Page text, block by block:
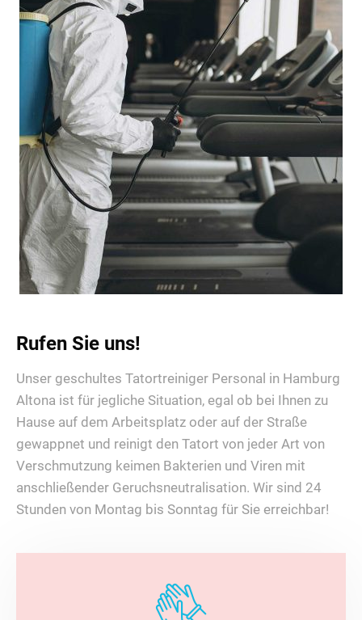
Rufen Sie uns!
Unser geschultes Tatortreiniger Personal in Hamburg
Altona ist für jegliche Situation, egal ob bei Ihnen zu
Hause auf dem Arbeitsplatz oder auf der Straße
gewappnet und reinigt den Tatort von jeder Art von
Verschmutzung keimen Bakterien und Viren mit
anschließender Geruchsneutralisation. Wir sind 24
Stunden von Montag bis Sonntag für Sie erreichbar!